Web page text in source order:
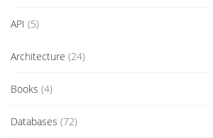
API (5)
Architecture (24)
Books (4)
Databases (72)